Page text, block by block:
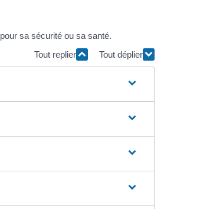
pour sa sécurité ou sa santé.
Tout replier
Tout déplier